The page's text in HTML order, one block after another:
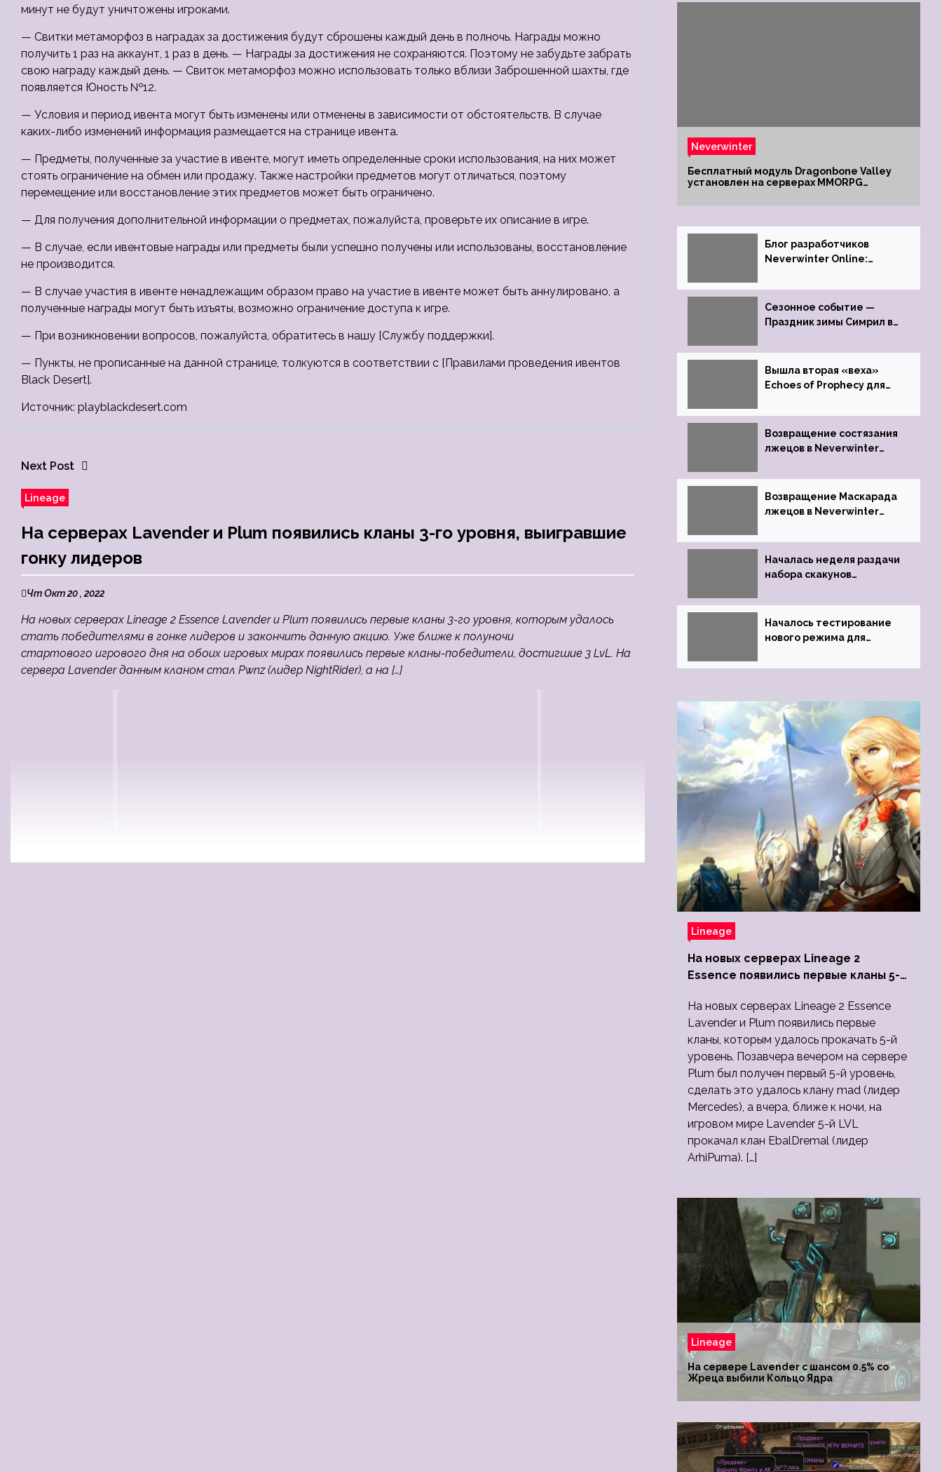
минут не будут уничтожены игроками.
— Свитки метаморфоз в наградах за достижения будут сброшены каждый день в полночь. Награды можно
получить 1 раз на аккаунт, 1 раз в день. — Награды за достижения не сохраняются. Поэтому не забудьте забрать
свою награду каждый день. — Свиток метаморфоз можно использовать только вблизи Заброшенной шахты, где
появляется Юность №12.
— Условия и период ивента могут быть изменены или отменены в зависимости от обстоятельств. В случае
каких-либо изменений информация размещается на странице ивента.
— Предметы, полученные за участие в ивенте, могут иметь определенные сроки использования, на них может
стоять ограничение на обмен или продажу. Также настройки предметов могут отличаться, поэтому
перемещение или восстановление этих предметов может быть ограничено.
— Для получения дополнительной информации о предметах, пожалуйста, проверьте их описание в игре.
— В случае, если ивентовые награды или предметы были успешно получены или использованы, восстановление
не производится.
— В случае участия в ивенте ненадлежащим образом право на участие в ивенте может быть аннулировано, а
полученные награды могут быть изъяты, возможно ограничение доступа к игре.
— При возникновении вопросов, пожалуйста, обратитесь в нашу [Службу поддержки].
— Пункты, не прописанные на данной странице, толкуются в соответствии с [Правилами проведения ивентов
Black Desert].
Источник: playblackdesert.com
Next Post
Lineage
На серверах Lavender и Plum появились кланы 3-го уровня, выигравшие
гонку лидеров
Чт Окт 20 , 2022
На новых серверах Lineage 2 Essence Lavender и Plum появились первые кланы 3-го уровня, которым удалось
стать победителями в гонке лидеров и закончить данную акцию. Уже ближе к полуночи
стартового игрового дня на обоих игровых мирах появились первые кланы-победители, достигшие 3 LvL. На
сервера Lavender данным кланом стал Pwnz (лидер NightRider), а на […]
Neverwinter
Бесплатный модуль Dragonbone Valley
установлен на серверах MMORPG
Блог разработчиков
Neverwinter Online:
Костей
Сезонное событие —
Праздник зимы Симрил в
Вышла вторая «веха»
Echoes of Prophecy для
Возвращение состязания
лжецов в Neverwinter
Возвращение Маскарада
лжецов в Neverwinter
Началась неделя раздачи
набора скакунов
Началось тестирование
нового режима для
Neverwinter online
Lineage
На новых серверах Lineage 2
Essence появились первые кланы 5-
На новых серверах Lineage 2 Essence
Lavender и Plum появились первые
кланы, которым удалось прокачать 5-й
уровень. Позавчера вечером на сервере
Plum был получен первый 5-й уровень,
сделать это удалось клану mad (лидер
Mercedes), а вчера, ближе к ночи, на
игровом мире Lavender 5-й LVL
прокачал клан EbalDremal (лидер
ArhiPuma). […]
Lineage
На сервере Lavender с шансом 0.5% со
Жреца выбили Кольцо Ядра